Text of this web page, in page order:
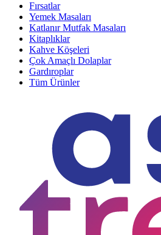
Fırsatlar
Yemek Masaları
Katlanır Mutfak Masaları
Kitaplıklar
Kahve Köşeleri
Çok Amaçlı Dolaplar
Gardıroplar
Tüm Ürünler